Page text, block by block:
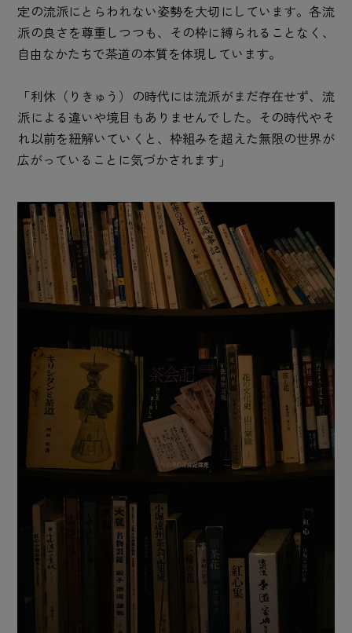
定の流派にとらわれない姿勢を大切にしています。各流
派の良さを尊重しつつも、その枠に縛られることなく、
自由なかたちで茶道の本質を体現しています。
「利休（りきゅう）の時代には流派がまだ存在せず、流
派による違いや境目もありませんでした。その時代やそ
れ以前を紐解いていくと、枠組みを超えた無限の世界が
広がっていることに気づかされます」